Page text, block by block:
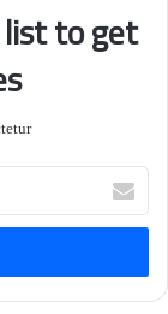
to get
بريدك
الإلكتروني